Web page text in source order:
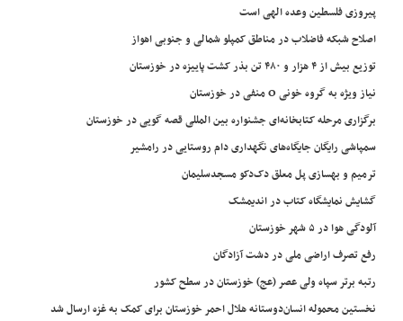
پیروزی فلسطین وعده الهی است
اصلاح شبکه فاضلاب در مناطق کمپلو شمالی و جنوبی اهواز
توزیع بیش از ۴ هزار و ۴۸۰ تن بذر کشت پاییزه در خوزستان
نیاز ویژه به گروه خونی O منفی در خوزستان
برگزاری مرحله کتابخانه‌ای جشنواره بین المللی قصه گویی در خوزستان
سمپاشی رایگان جایگاه‌های نگهداری دام روستایی در رامشیر
ترمیم و بهسازی پل معلق دک‌دکو مسجدسلیمان
گشایش نمایشگاه کتاب در اندیمشک
آلودگی هوا در ۵ شهر خوزستان
رفع تصرف اراضی ملی در دشت آزادگان
رتبه برتر سپاه ولی عصر (عج) خوزستان در سطح کشور
نخستین محموله انسان‌دوستانه هلال احمر خوزستان برای کمک به غزه ارسال شد